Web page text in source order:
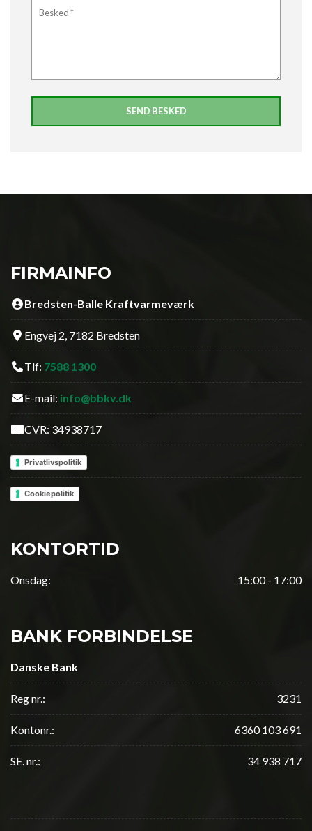
FIRMAINFO
Bredsten-Balle Kraftvarmeværk
Engvej 2, 7182 Bredsten
Tlf: 7588 1300
E-mail: info@bbkv.dk
CVR: 34938717
Privatlivspolitik
Cookiepolitik
KONTORTID
Onsdag: 15:00 - 17:00
BANK FORBINDELSE
Danske Bank
Reg nr.: 3231
Kontonr.: 6360 103 691
SE. nr.: 34 938 717